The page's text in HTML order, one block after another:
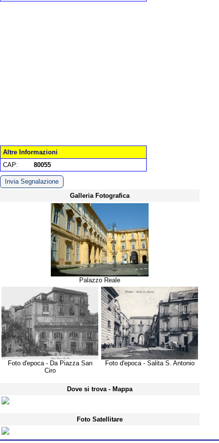
Altre Informazioni
CAP:
80055
Invia Segnalazione
Galleria Fotografica
Palazzo Reale
Foto d'epoca - Da Piazza San
Ciro
Foto d'epoca - Salita S. Antonio
Dove si trova - Mappa
Foto Satellitare